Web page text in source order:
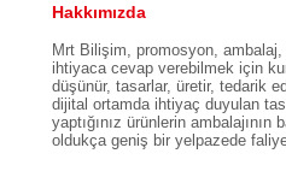
Hakkımızda
Mrt Bilişim, promosyon, ambalaj,
ihtiyaca cevap verebilmek için
düşünür, tasarlar, üretir, tedarik
dijital ortamda ihtiyaç duyulan
yaptığınız ürünlerin ambalajının
oldukça geniş bir yelpazede